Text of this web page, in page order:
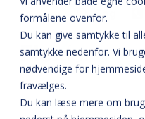
formålene ovenfor.
Du kan give samtykke til
samtykke nedenfor. Vi
nødvendige for
fravælges.
Du kan læse mere om
Søg
FLEXFONE
WALLBOARD
ALLE